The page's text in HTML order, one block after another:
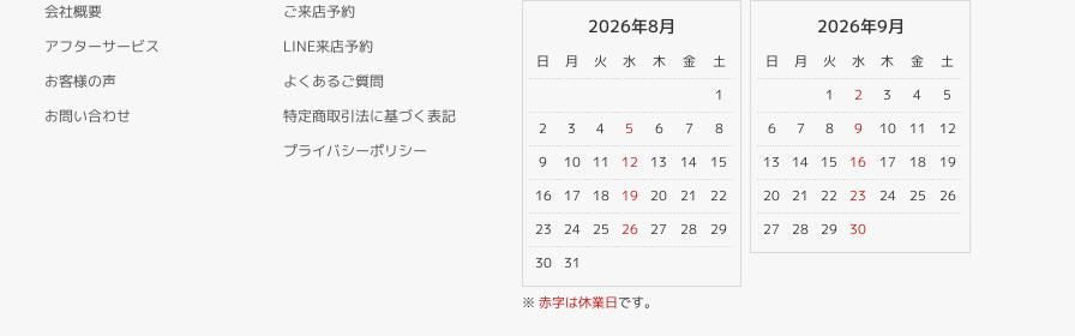
会社概要
アフターサービス
お客様の声
お問い合わせ
ご来店予約
LINE来店予約
よくあるご質問
特定商取引法に基づく表記
プライバシーポリシー
2026年8月
日 月 火 水 木 金
土
1
2
3 4 5 6 7
8
9
10 11 12 13 14
15
16
17 18 19 20 21
22
23
24 25 26 27 28
29
30
31
2026年9月
日 月 火 水 木 金
土
1
2 3 4
5
6
7 8 9 10 11
12
13
14 15 16 17 18
19
20
21 22 23 24 25
26
27
28 29 30
※ 赤字は休業日です。